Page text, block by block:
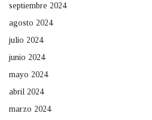
septiembre 2024
agosto 2024
julio 2024
junio 2024
mayo 2024
abril 2024
marzo 2024